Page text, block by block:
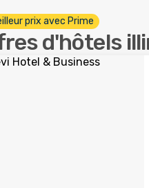
prix avec Prime
d'hôtels